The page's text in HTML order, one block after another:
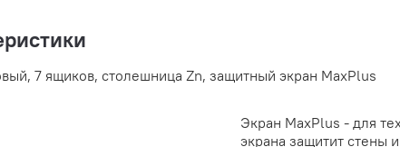
7 ящиков, столешница Zn, защитный экран MaxPlus
Экран MaxPlus - для
экрана защитит стены